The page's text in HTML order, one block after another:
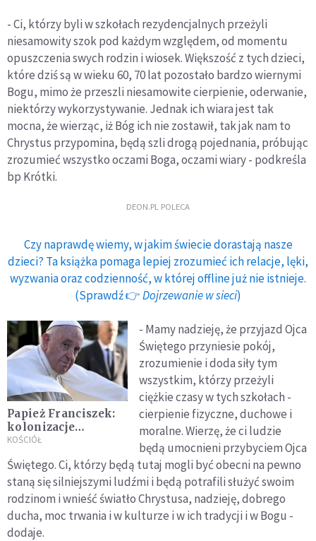
- Ci, którzy byli w szkołach rezydencjalnych przeżyli
niesamowity szok pod każdym względem, od momentu
opuszczenia swych rodzin i wiosek. Większość z tych dzieci,
które dziś są w wieku 60, 70 lat pozostało bardzo wiernymi
Bogu, mimo że przeszli niesamowite cierpienie, oderwanie,
niektórzy wykorzystywanie. Jednak ich wiara jest tak
mocna, że wierząc, iż Bóg ich nie zostawił, tak jak nam to
Chrystus przypomina, będą szli drogą pojednania, próbując
zrozumieć wszystko oczami Boga, oczami wiary - podkreśla
bp Krótki.
DEON.PL POLECA
Czy naprawdę wiemy, w jakim świecie dorastają nasze
dzieci? Ta książka pomaga lepiej zrozumieć ich relacje, lęki,
wyzwania oraz codzienność, w której offline już nie istnieje.
(Sprawdź 👉Dojrzewanie w sieci)
Papież Franciszek:
kolonizacje
ideologiczne są
ludzkiej egzystencji
KOŚCIÓŁ
- Mamy nadzieję, że przyjazd Ojca
Świętego przyniesie pokój,
zrozumienie i doda siły tym
wszystkim, którzy przeżyli
ciężkie czasy w tych szkołach -
cierpienie fizyczne, duchowe i
moralne. Wierzę, że ci ludzie
będą umocnieni przybyciem Ojca
Świętego. Ci, którzy będą tutaj mogli być obecni na pewno
staną się silniejszymi ludźmi i będą potrafili służyć swoim
rodzinom i wnieść światło Chrystusa, nadzieję, dobrego
ducha, moc trwania i w kulturze i w ich tradycji i w Bogu -
dodaje.